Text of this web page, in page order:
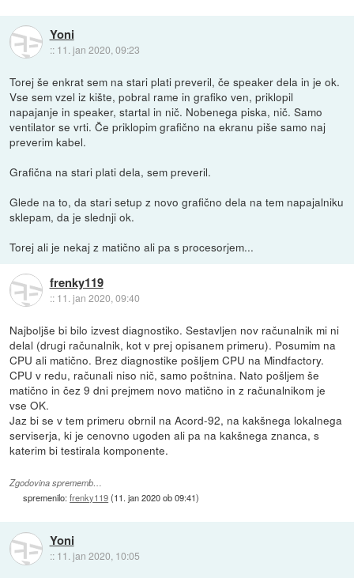
Yoni
:: 11. jan 2020, 09:23
Torej še enkrat sem na stari plati preveril, če speaker dela in je ok.
Vse sem vzel iz kište, pobral rame in grafiko ven, priklopil
napajanje in speaker, startal in nič. Nobenega piska, nič. Samo
ventilator se vrti. Če priklopim grafično na ekranu piše samo naj
preverim kabel.
Grafična na stari plati dela, sem preveril.
Glede na to, da stari setup z novo grafično dela na tem napajalniku
sklepam, da je slednji ok.
Torej ali je nekaj z matično ali pa s procesorjem...
frenky119
:: 11. jan 2020, 09:40
Najboljše bi bilo izvest diagnostiko. Sestavljen nov računalnik mi ni
delal (drugi računalnik, kot v prej opisanem primeru). Posumim na
CPU ali matično. Brez diagnostike pošljem CPU na Mindfactory.
CPU v redu, računali niso nič, samo poštnina. Nato pošljem še
matično in čez 9 dni prejmem novo matično in z računalnikom je
vse OK.
Jaz bi se v tem primeru obrnil na Acord-92, na kakšnega lokalnega
serviserja, ki je cenovno ugoden ali pa na kakšnega znanca, s
katerim bi testirala komponente.
Zgodovina sprememb…
spremenilo:frenky119(11. jan 2020 ob 09:41)
Yoni
:: 11. jan 2020, 10:05